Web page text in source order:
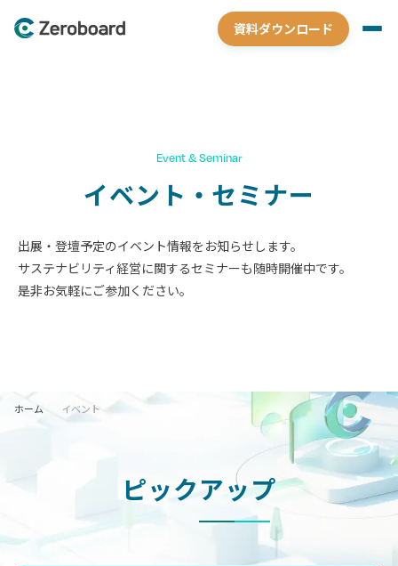
資料ダウンロード
Event & Seminar
イベント・セミナー
出展・登壇予定のイベント情報をお知らせします。
サステナビリティ経営に関するセミナーも随時開催中です。
是非お気軽にご参加ください。
ホーム イベント
ピックアップ